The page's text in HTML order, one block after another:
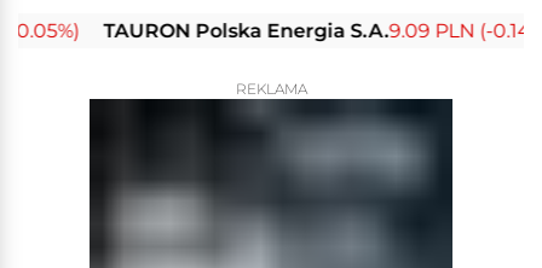
TAURON Polska Energia S.A.9.09 PLN (-0.14%)
REKLAMA